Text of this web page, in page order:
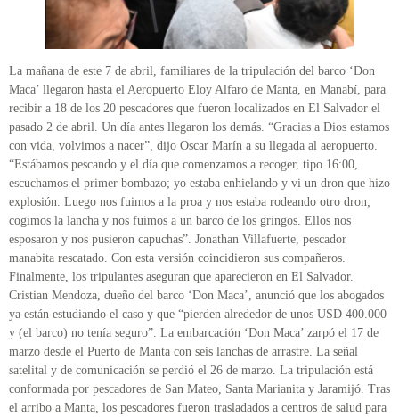
La mañana de este 7 de abril, familiares de la tripulación del barco ‘Don
Maca’ llegaron hasta el Aeropuerto Eloy Alfaro de Manta, en Manabí, para
recibir a 18 de los 20 pescadores que fueron localizados en El Salvador el
pasado 2 de abril. Un día antes llegaron los demás. “Gracias a Dios estamos
con vida, volvimos a nacer”, dijo Oscar Marín a su llegada al aeropuerto.
“Estábamos pescando y el día que comenzamos a recoger, tipo 16:00,
escuchamos el primer bombazo; yo estaba enhielando y vi un dron que hizo
explosión. Luego nos fuimos a la proa y nos estaba rodeando otro dron;
cogimos la lancha y nos fuimos a un barco de los gringos. Ellos nos
esposaron y nos pusieron capuchas”. Jonathan Villafuerte, pescador
manabita rescatado. Con esta versión coincidieron sus compañeros.
Finalmente, los tripulantes aseguran que aparecieron en El Salvador.
Cristian Mendoza, dueño del barco ‘Don Maca’, anunció que los abogados
ya están estudiando el caso y que “pierden alrededor de unos USD 400.000
y (el barco) no tenía seguro”. La embarcación ‘Don Maca’ zarpó el 17 de
marzo desde el Puerto de Manta con seis lanchas de arrastre. La señal
satelital y de comunicación se perdió el 26 de marzo. La tripulación está
conformada por pescadores de San Mateo, Santa Marianita y Jaramijó. Tras
el arribo a Manta, los pescadores fueron trasladados a centros de salud para